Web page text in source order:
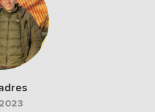
2023